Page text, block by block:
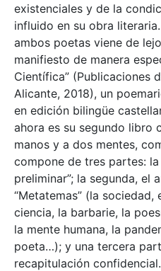
existenciales y de la
influido en su obra
ambos poetas viene de
manifiesto de manera
Científica” (Publicaciones
Alicante, 2018), un
en edición bilingüe
ahora es su segundo libro
manos y a dos mentes,
compone de tres partes: la
preliminar”; la segunda, el
“Metatemas” (la sociedad,
ciencia, la barbarie, la
la mente humana, la
poeta…); y una tercera
recapitulación confidencial.